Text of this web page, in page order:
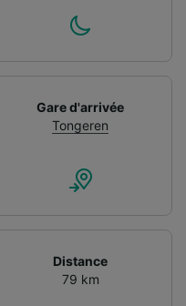
Gare d'arrivée
Tongeren
Distance
79 km